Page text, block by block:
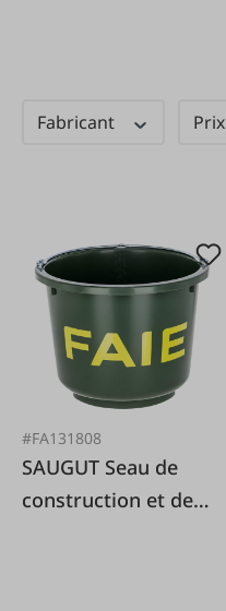
Fabricant Prix
#FA131808
SAUGUT Seau de
construction et de